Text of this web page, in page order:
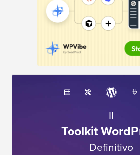
Il
Toolkit
Definitivo